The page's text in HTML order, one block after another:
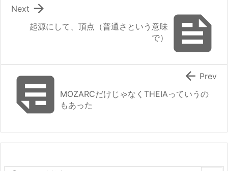

起源にして、頂点（普通さという意味
で）

Next
MOZARCだけじゃなくTHEIAっていうの
もあった
 Prev